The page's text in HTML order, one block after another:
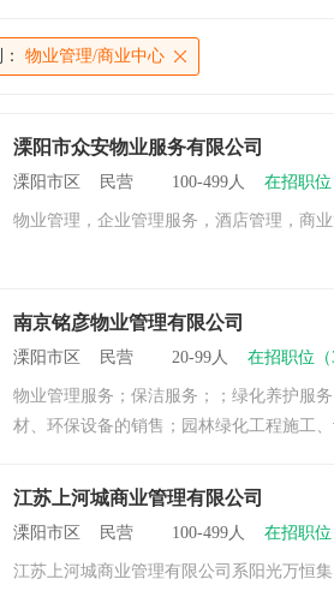
物业管理/商业中心
溧阳市众安物业服务有限公司
溧阳市区 民营 100-499人 在招职
物业管理，企业管理服务，酒店管理，商
南京铭彦物业管理有限公司
溧阳市区 民营 20-99人 在招职位（
物业管理服务；保洁服务；；绿化养护服
材、环保设备的销售；园林绿化工程施工
江苏上河城商业管理有限公司
溧阳市区 民营 100-499人 在招职
江苏上河城商业管理有限公司系阳光万恒